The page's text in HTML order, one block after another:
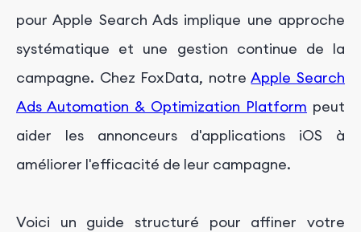
pour Apple Search Ads implique une approche
systématique et une gestion continue de la
campagne. Chez FoxData, notreApple Search
Ads Automation & Optimization Platform peut
aider les annonceurs d'applications iOS à
améliorer l'efficacité de leur campagne.
Voici un guide structuré pour affiner votre